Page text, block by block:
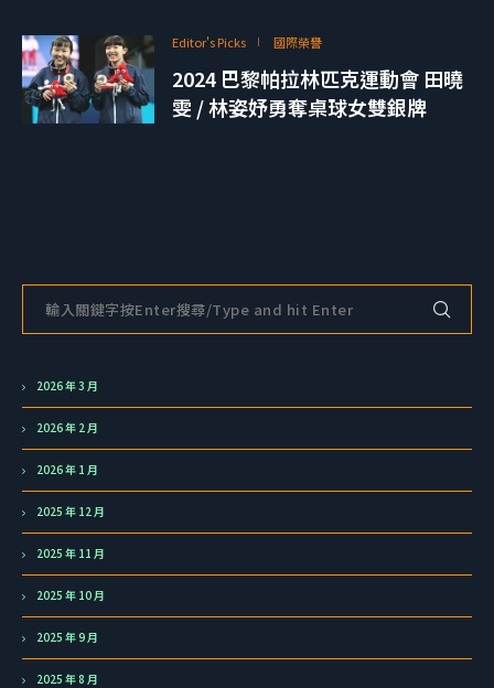
Editor's Picks 國際榮譽
2024 巴黎帕拉林匹克運動會 田曉
雯 / 林姿妤勇奪桌球女雙銀牌
2026 年 3 月
2026 年 2 月
2026 年 1 月
2025 年 12 月
2025 年 11 月
2025 年 10 月
2025 年 9 月
2025 年 8 月